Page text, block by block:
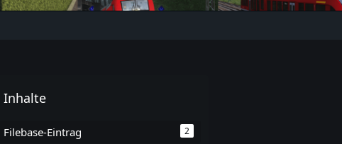
Inhalte
Filebase-Eintrag 2